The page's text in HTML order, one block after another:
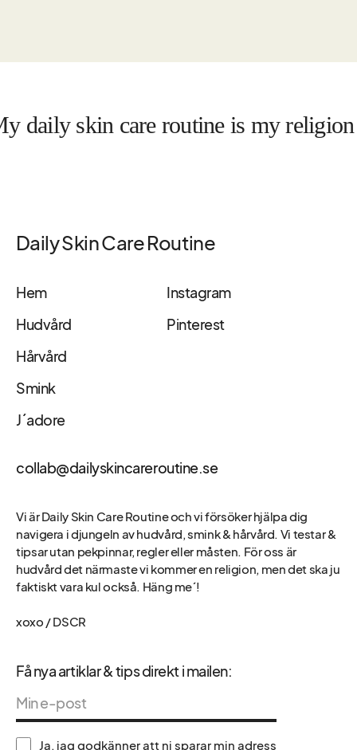
skin care routine is my religion
Daily Skin Care Routine
Hem
Hudvård
Hårvård
Smink
J´adore
Instagram
Pinterest
collab@dailyskincareroutine.se
Vi är Daily Skin Care Routine och vi försöker hjälpa dig
navigera i djungeln av hudvård, smink & hårvård. Vi testar &
tipsar utan pekpinnar, regler eller måsten. För oss är
hudvård det närmaste vi kommer en religion, men det ska ju
faktiskt vara kul också. Häng me´!
xoxo / DSCR
Få nya artiklar & tips direkt i mailen:
Ja, jag godkänner att ni sparar min adress